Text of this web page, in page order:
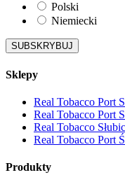
Polski
Niemiecki
Sklepy
Real Tobacco Port
Real Tobacco Port
Real Tobacco
Real Tobacco Port
Produkty